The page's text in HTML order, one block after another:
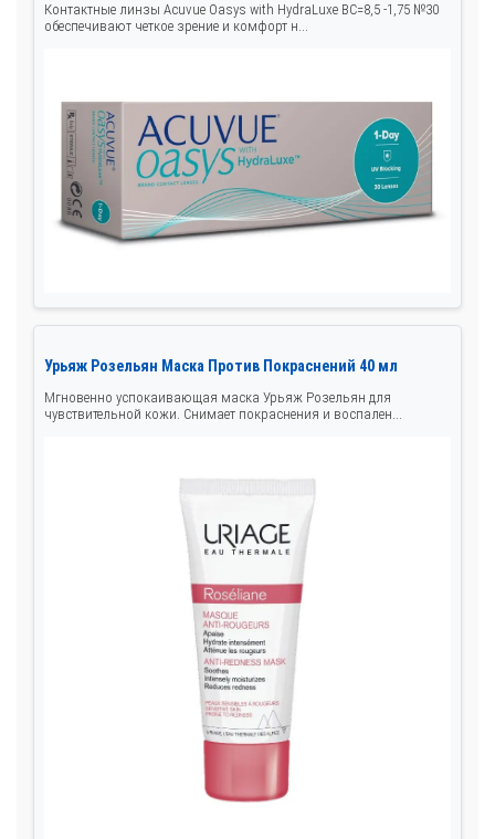
Контактные линзы Acuvue Oasys with HydraLuxe BC=8,5 -1,75 №30
обеспечивают четкое зрение и комфорт н...
Урьяж Розельян Маска Против Покраснений 40 мл
Мгновенно успокаивающая маска Урьяж Розельян для
чувствительной кожи. Снимает покраснения и воспален...